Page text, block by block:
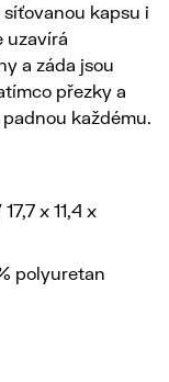
kapsu i
uzavírá
a záda jsou
přezky a
každému.
x 11,4 x
polyuretan